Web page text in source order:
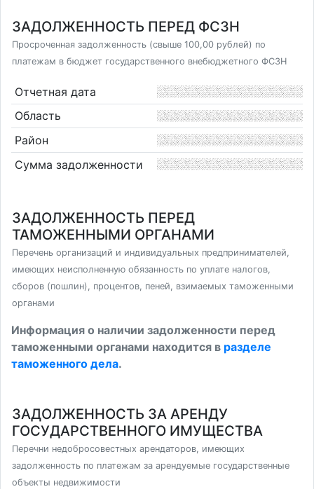
ЗАДОЛЖЕННОСТЬ ПЕРЕД ФСЗН
Просроченная задолженность (свыше 100,00 рублей) по
платежам в бюджет государственного внебюджетного ФСЗН
Отчетная дата
Область
Район
Сумма задолженности
ЗАДОЛЖЕННОСТЬ ПЕРЕД
ТАМОЖЕННЫМИ ОРГАНАМИ
Перечень организаций и индивидуальных предпринимателей,
имеющих неисполненную обязанность по уплате налогов,
сборов (пошлин), процентов, пеней, взимаемых таможенными
органами
Информация о наличии задолженности перед
таможенными органами находится в разделе
таможенного дела.
ЗАДОЛЖЕННОСТЬ ЗА АРЕНДУ
ГОСУДАРСТВЕННОГО ИМУЩЕСТВА
Перечни недобросовестных арендаторов, имеющих
задолженность по платежам за арендуемые государственные
объекты недвижимости